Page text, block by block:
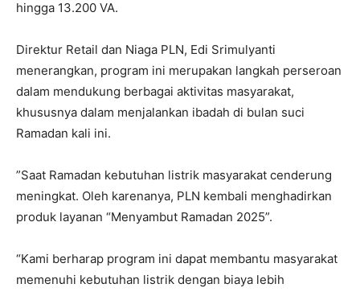
hingga 13.200 VA.
Direktur Retail dan Niaga PLN, Edi Srimulyanti
menerangkan, program ini merupakan langkah perseroan
dalam mendukung berbagai aktivitas masyarakat,
khususnya dalam menjalankan ibadah di bulan suci
Ramadan kali ini.
”Saat Ramadan kebutuhan listrik masyarakat cenderung
meningkat. Oleh karenanya, PLN kembali menghadirkan
produk layanan “Menyambut Ramadan 2025”.
“Kami berharap program ini dapat membantu masyarakat
memenuhi kebutuhan listrik dengan biaya lebih